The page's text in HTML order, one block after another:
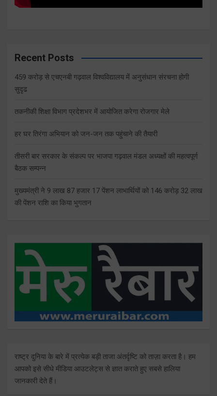
Recent Posts
459 करोड़ से एचएनबी गढ़वाल विश्वविद्यालय में अनुसंधान संरचना होगी
सुदृढ
तकनीकी शिक्षा विभाग प्रदेशभर में आयोजित करेगा रोजगार मेले
हर घर तिरंगा अभियान को जन-जन तक पहुंचाने की तैयारी
तीसरी बार सरकार के संकल्प पर भाजपा गढ़वाल मंडल अध्यक्षों की महत्वपूर्ण
बैठक सम्पन्न
मुख्यमंत्री ने 9 लाख 87 हजार 17 पेंशन लाभार्थियों को 146 करोड़ 32 लाख
की पेंशन राशि का किया भुगतान
राष्ट्र दुनिया के बारे में प्रत्येक बड़ी ताजा अंतर्दृष्टि को ताज़ा करता है। हम
आपको इसे सीधे मीडिया आउटलेट्स से ज्ञात कराते हुए सबसे हालिया
जानकारी देते हैं।